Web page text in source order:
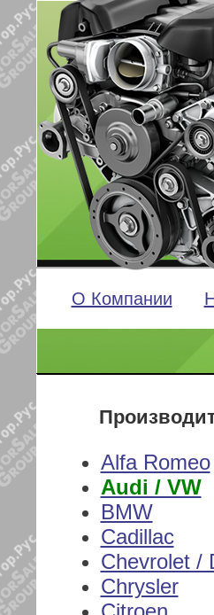
О Компании
Alfa Romeo
Audi / VW
BMW
Cadillac
Chevrolet /
Chrysler